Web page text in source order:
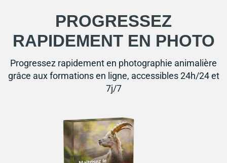
PROGRESSEZ
RAPIDEMENT EN PHOTO
Progressez rapidement en photographie animalière
grâce aux formations en ligne, accessibles 24h/24 et
7j/7